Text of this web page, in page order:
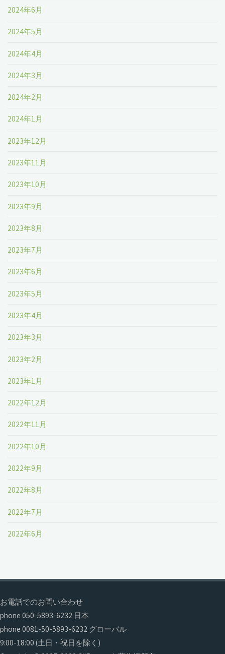
2024年6月
2024年5月
2024年4月
2024年3月
2024年2月
2024年1月
2023年12月
2023年11月
2023年10月
2023年9月
2023年8月
2023年7月
2023年6月
2023年5月
2023年4月
2023年3月
2023年2月
2023年1月
2022年12月
2022年11月
2022年10月
2022年9月
2022年8月
2022年7月
2022年6月
お電話でのお問い合わせ
phone 050-5893-6232 日本
phone 0081-50-5893-6232 グローバル
9:00-18:00 (土日・祝日を除く)